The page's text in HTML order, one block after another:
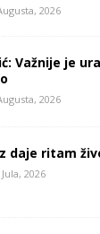
2026
Važnije je
2026
daje ritam
2026